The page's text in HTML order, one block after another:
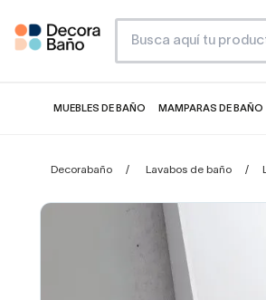
MUEBLES DE BAÑO MAMPARAS DE BAÑO
Decorabaño Lavabos de baño